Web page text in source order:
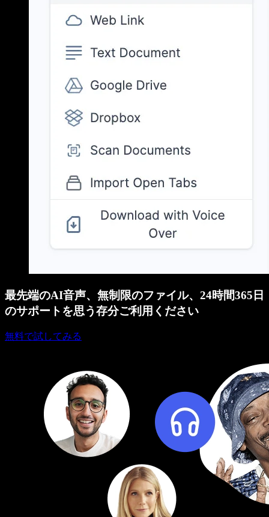
最先端のAI音声、無制限のファイル、24時間365日
のサポートを思う存分ご利用ください
無料で試してみる